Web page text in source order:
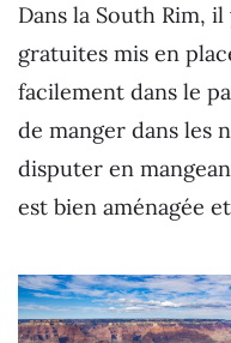
Dans la South Rim,
gratuites mis en
facilement dans le
de manger dans les
disputer en
est bien aménagée